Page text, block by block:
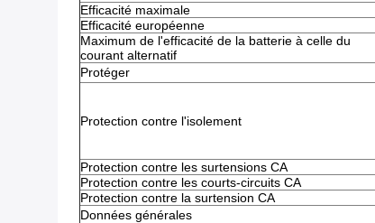
Efficacité maximale
Efficacité européenne
Maximum de l'efficacité de la batterie à celle du
courant alternatif
Protéger
Protection contre l'isolement
Protection contre les surtensions CA
Protection contre les courts-circuits CA
Protection contre la surtension CA
Données générales